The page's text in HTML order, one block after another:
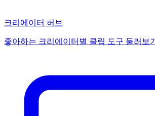
크리에이터 허브
좋아하는 크리에이터별 클립 도구 둘러보기